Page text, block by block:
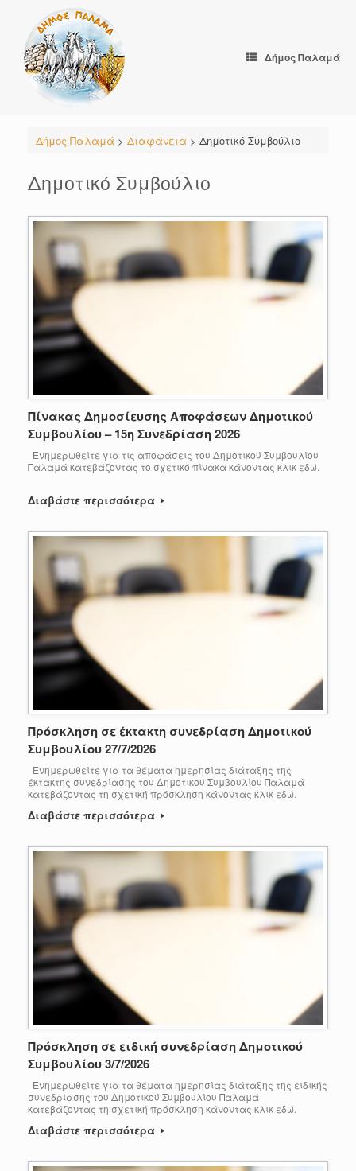
content
Δήμος Παλαμά
Δήμος Παλαμά > Διαφάνεια > Δημοτικό Συμβούλιο
Δημοτικό Συμβούλιο
Πίνακας Δημοσίευσης Αποφάσεων Δημοτικού
Συμβουλίου – 15η Συνεδρίαση 2026
Ενημερωθείτε για τις αποφάσεις του Δημοτικού Συμβουλίου
Παλαμά κατεβάζοντας το σχετικό πίνακα κάνοντας κλικ εδώ.
Διαβάστε περισσότερα
Πρόσκληση σε έκτακτη συνεδρίαση Δημοτικού
Συμβουλίου 27/7/2026
Ενημερωθείτε για τα θέματα ημερησίας διάταξης της
έκτακτης συνεδρίασης του Δημοτικού Συμβουλίου Παλαμά
κατεβάζοντας τη σχετική πρόσκληση κάνοντας κλικ εδώ.
Διαβάστε περισσότερα
Πρόσκληση σε ειδική συνεδρίαση Δημοτικού
Συμβουλίου 3/7/2026
Ενημερωθείτε για τα θέματα ημερησίας διάταξης της ειδικής
συνεδρίασης του Δημοτικού Συμβουλίου Παλαμά
κατεβάζοντας τη σχετική πρόσκληση κάνοντας κλικ εδώ.
Διαβάστε περισσότερα